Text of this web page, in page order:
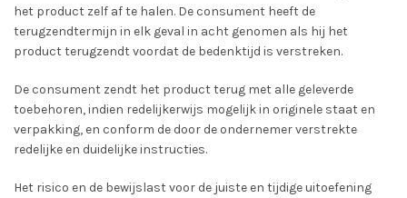
het product zelf af te halen. De consument heeft de
terugzendtermijn in elk geval in acht genomen als hij het
product terugzendt voordat de bedenktijd is verstreken.
De consument zendt het product terug met alle geleverde
toebehoren, indien redelijkerwijs mogelijk in originele staat en
verpakking, en conform de door de ondernemer verstrekte
redelijke en duidelijke instructies.
Het risico en de bewijslast voor de juiste en tijdige uitoefening